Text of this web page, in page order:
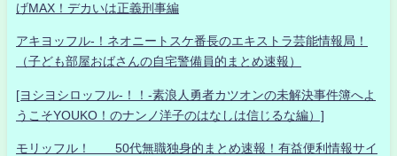
げMAX！デカいは正義刑事編
アキヨッフル-！ネオニートスケ番長のエキストラ芸能情報局！
（子ども部屋おばさんの自宅警備員的まとめ速報）
[ヨシヨシロッフル-！！-素浪人勇者カツオンの未解決事件簿へよ
うこそYOUKO！のナンノ洋子のはなしは信じるな編）]
モリッフル！ 50代無職独身的まとめ速報！有益便利情報サイ